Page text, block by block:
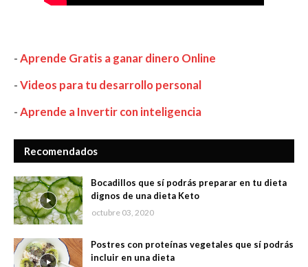
-Aprende Gratis a ganar dinero Online
-Videos para tu desarrollo personal
-Aprende a Invertir con inteligencia
Recomendados
Bocadillos que sí podrás preparar en tu dieta
dignos de una dieta Keto
octubre 03, 2020
Postres con proteínas vegetales que sí podrás
incluir en una dieta